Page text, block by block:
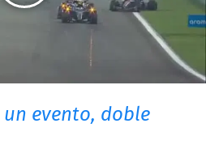
un evento, doble